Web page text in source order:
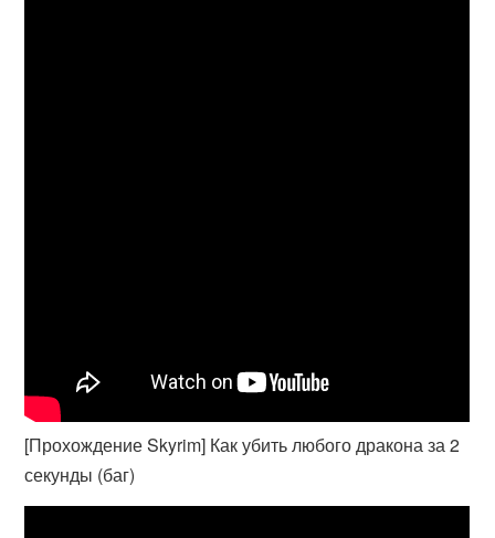
[Прохождение Skyrim] Как убить любого дракона за 2
секунды (баг)